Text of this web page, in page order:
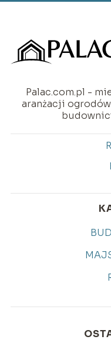
Palac.com.pl -
aranżacji